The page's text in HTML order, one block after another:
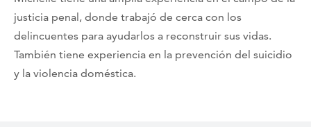
justicia penal, donde trabajó de cerca con los
delincuentes para ayudarlos a reconstruir sus vidas.
También tiene experiencia en la prevención del suicidio
y la violencia doméstica.